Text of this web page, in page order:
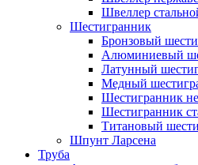
Швеллер
Шестигранник
Бронзовый
Алюминиевый
Латунный
Медный
Шестигранник
Шестигранник
Титановый
Шпунт Ларсена
Труба